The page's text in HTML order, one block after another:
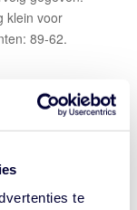
te
klein voor
89-62.
en hoewel
rust al alsof
het voelde
had.